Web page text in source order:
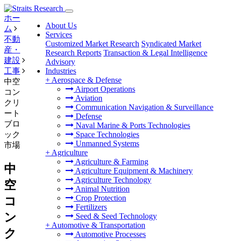
About Us
Services
Customized Market Research Syndicated Market
Research Reports Transaction & Legal Intelligence
Advisory
Industries
+ Aerospace & Defense
Airport Operations
Aviation
Communication Navigation & Surveillance
Defense
Naval Marine & Ports Technologies
Space Technologies
Unmanned Systems
+ Agriculture
Agriculture & Farming
Agriculture Equipment & Machinery
Agriculture Technology
Animal Nutrition
Crop Protection
Fertilizers
Seed & Seed Technology
+ Automotive & Transportation
Automotive Processes
ホー
ム
不動
産・
建設
工事
中空
コン
クリ
ート
ブロ
ック
市場
中
空
コ
ン
ク